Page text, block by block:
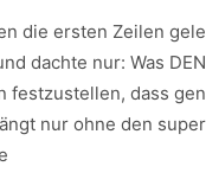
die ersten Zeilen
dachte nur: Was
festzustellen, dass
nur ohne den